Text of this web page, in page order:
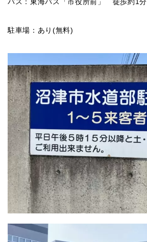
バス：東海バス「市役所前」 徒歩約1分
駐車場：あり(無料)